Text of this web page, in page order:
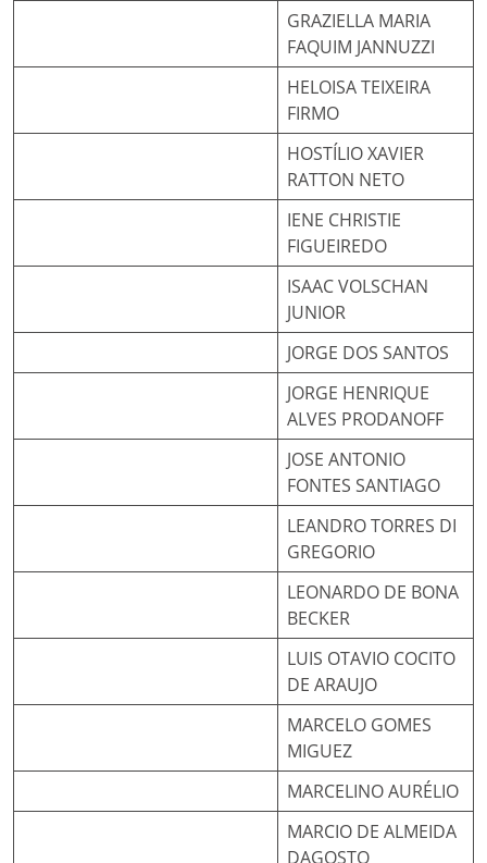
GRAZIELLA MARIA
FAQUIM JANNUZZI
HELOISA TEIXEIRA
FIRMO
HOSTÍLIO XAVIER
RATTON NETO
IENE CHRISTIE
FIGUEIREDO
ISAAC VOLSCHAN
JUNIOR
JORGE DOS SANTOS
JORGE HENRIQUE
ALVES PRODANOFF
JOSE ANTONIO
FONTES SANTIAGO
LEANDRO TORRES DI
GREGORIO
LEONARDO DE BONA
BECKER
LUIS OTAVIO COCITO
DE ARAUJO
MARCELO GOMES
MIGUEZ
MARCELINO AURÉLIO
MARCIO DE ALMEIDA
DAGOSTO